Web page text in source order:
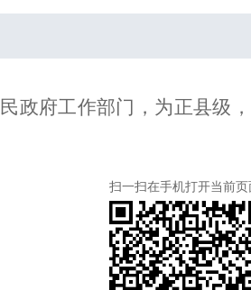
政府工作部门，为正县级
扫一扫在手机打开当前页